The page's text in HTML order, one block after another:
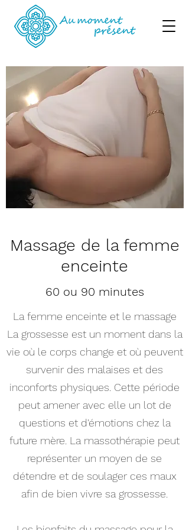
Massage de la femme
enceinte
60 ou 90 minutes
La femme enceinte et le massage
La grossesse est un moment dans la
vie où le corps change et où peuvent
survenir des malaises et des
inconforts physiques. Cette période
peut amener avec elle un lot de
questions et d'émotions chez la
future mère. La massothérapie peut
représenter un moyen de se
détendre et de soulager ces maux
afin de bien vivre sa grossesse.